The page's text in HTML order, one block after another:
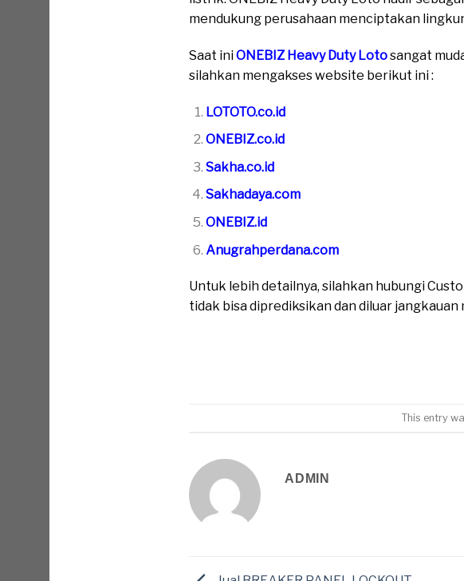
mendukung perusahaan menciptakan
Saat iniONEBIZ Heavy Duty Lotosangat
silahkan mengakses website berikut ini :
LOTOTO.co.id
ONEBIZ.co.id
Sakha.co.id
Sakhadaya.com
ONEBIZ.id
Anugrahperdana.com
Untuk lebih detailnya, silahkan hubungi
tidak bisa diprediksikan dan diluar jangkauan
This entry
ADMIN